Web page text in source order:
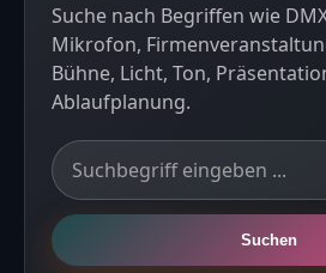
Suche nach Begriffen wie
Mikrofon,
Bühne, Licht, Ton,
Ablaufplanung.
Suchen